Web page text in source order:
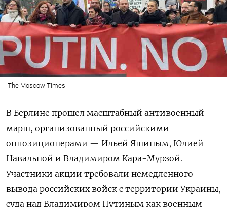
The Moscow Times
В Берлине прошел масштабный антивоенный
марш, организованный российскими
оппозиционерами — Ильей Яшиным, Юлией
Навальной и Владимиром Кара-Мурзой.
Участники акции требовали немедленного
вывода российских войск с территории Украины,
суда над Владимиром Путиным как военным